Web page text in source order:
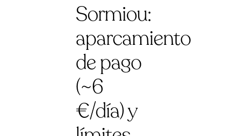
Sormiou:
aparcamiento
de pago
(~6
€/día) y